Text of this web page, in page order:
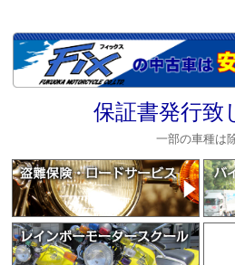
保証書発行致
一部の車種は